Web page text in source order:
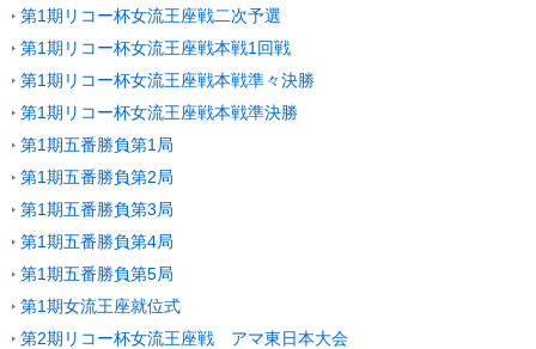
第1期リコー杯女流王座戦二次予選
第1期リコー杯女流王座戦本戦1回戦
第1期リコー杯女流王座戦本戦準々決勝
第1期リコー杯女流王座戦本戦準決勝
第1期五番勝負第1局
第1期五番勝負第2局
第1期五番勝負第3局
第1期五番勝負第4局
第1期五番勝負第5局
第1期女流王座就位式
第2期リコー杯女流王座戦 アマ東日本大会